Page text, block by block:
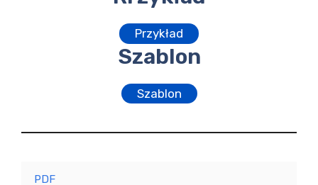
Przykład
Szablon
Szablon
PDF